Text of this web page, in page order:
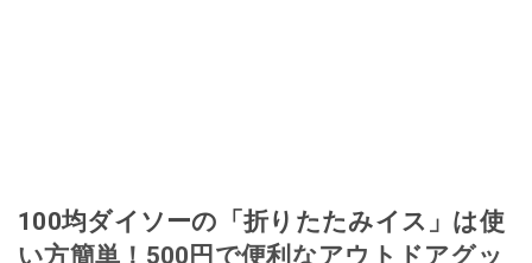
100均ダイソーの「折りたたみイス」は使
い方簡単！500円で便利なアウトドアグッ